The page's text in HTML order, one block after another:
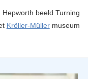
beeld Turning
Kröller-Müllermuseum